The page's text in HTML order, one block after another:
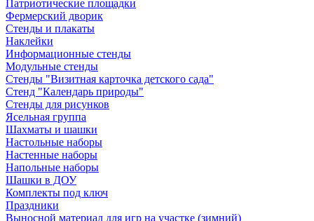
Патриотические площадки
Фермерский дворик
Стенды и плакаты
Наклейки
Информационные стенды
Модульные стенды
Стенды "Визитная карточка детского сада"
Стенд "Календарь природы"
Стенды для рисунков
Ясельная группа
Шахматы и шашки
Настольные наборы
Настенные наборы
Напольные наборы
Шашки в ДОУ
Комплекты под ключ
Праздники
Выносной материал для игр на участке (зимний)